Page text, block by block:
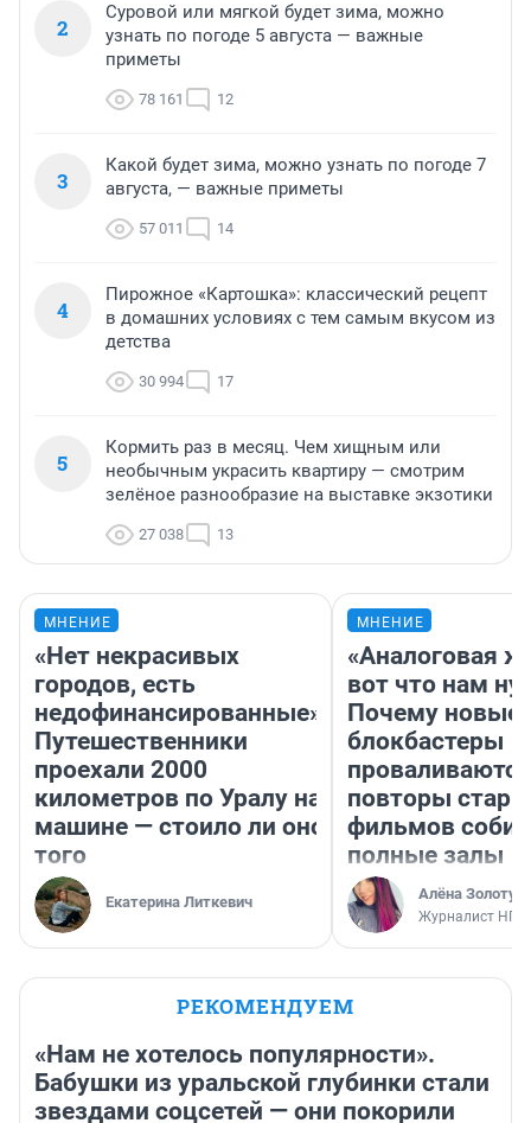
2
Суровой или мягкой будет зима, можно
узнать по погоде 5 августа — важные
приметы
78 161 12
3
Какой будет зима, можно узнать по погоде 7
августа, — важные приметы
57 011 14
4
Пирожное «Картошка»: классический рецепт
в домашних условиях с тем самым вкусом из
детства
30 994 17
5
Кормить раз в месяц. Чем хищным или
необычным украсить квартиру — смотрим
зелёное разнообразие на выставке экзотики
27 038 13
МНЕНИЕ
«Нет некрасивых
городов, есть
недофинансированные».
Путешественники
проехали 2000
километров по Уралу на
машине — стоило ли оно
того
Екатерина Литкевич
МНЕНИЕ
«Аналоговая
вот что нам
Почему новые
блокбастеры
повторы
фильмов
полные залы
Алёна
Журналист НГС
РЕКОМЕНДУЕМ
«Нам не хотелось популярности».
Бабушки из уральской глубинки стали
звездами соцсетей — они покорили